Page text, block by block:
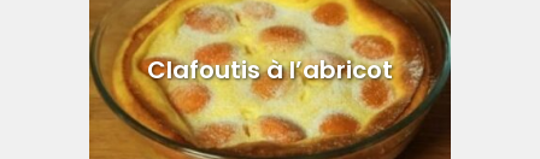
Clafoutis à l’abricot